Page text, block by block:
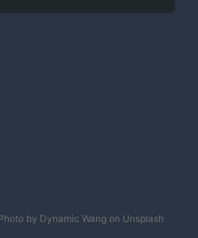
by Dynamic Wang on Unsplash